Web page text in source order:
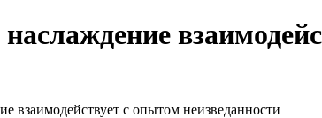
взаимодействует с опытом неизведанности